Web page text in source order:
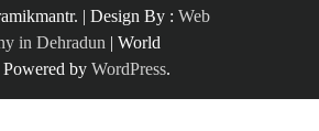
| Design By : Web
in Dehradun | World
by WordPress.